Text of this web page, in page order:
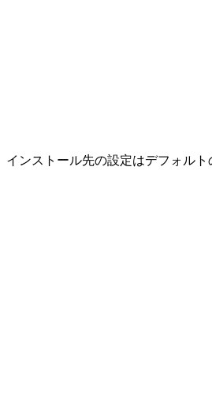
インストール先の設定はデフォル